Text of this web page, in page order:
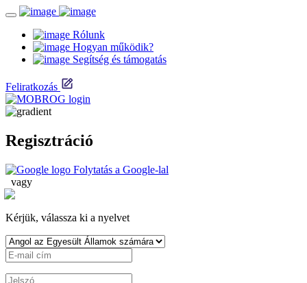
Rólunk
Hogyan működik?
Segítség és támogatás
Feliratkozás
Regisztráció
Folytatás a Google-lal
vagy
Kérjük, válassza ki a nyelvet